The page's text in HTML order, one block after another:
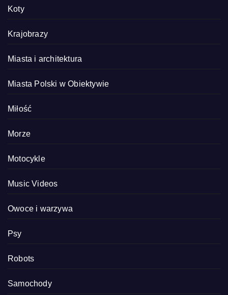
Koty
Krajobrazy
Miasta i architektura
Miasta Polski w Obiektywie
Miłość
Morze
Motocykle
Music Videos
Owoce i warzywa
Psy
Robots
Samochody